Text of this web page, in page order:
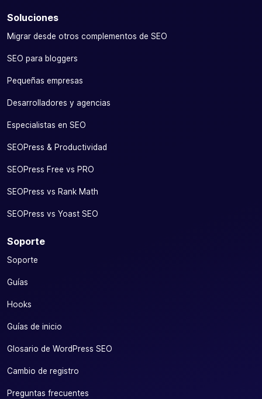
Soluciones
Migrar desde otros complementos de SEO
SEO para bloggers
Pequeñas empresas
Desarrolladores y agencias
Especialistas en SEO
SEOPress & Productividad
SEOPress Free vs PRO
SEOPress vs Rank Math
SEOPress vs Yoast SEO
Soporte
Soporte
Guías
Hooks
Guías de inicio
Glosario de WordPress SEO
Cambio de registro
Preguntas frecuentes